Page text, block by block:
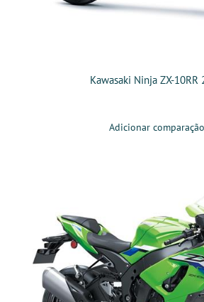
Kawasaki Ninja ZX-10RR
Adicionar comparação